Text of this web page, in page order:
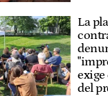
La
exige
del